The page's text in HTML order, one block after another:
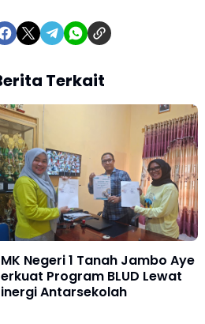
Terkait
Negeri 1 Tanah Jambo Aye
Program BLUD Lewat
Antarsekolah